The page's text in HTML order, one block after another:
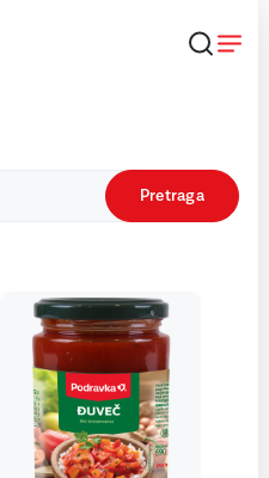
Pretraga